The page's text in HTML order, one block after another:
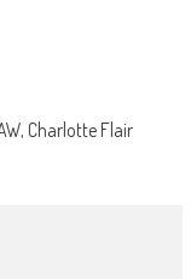
Charlotte Flair